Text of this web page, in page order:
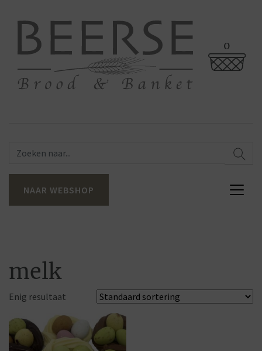
0
NAAR WEBSHOP
melk
Enig resultaat